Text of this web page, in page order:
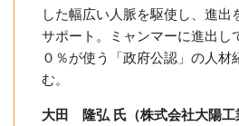
した幅広い人脈を駆使し、進出
サポート。ミャンマーに進出し
０％が使う「政府公認」の人材
む。
大田 隆弘 氏（株式会社大陽工